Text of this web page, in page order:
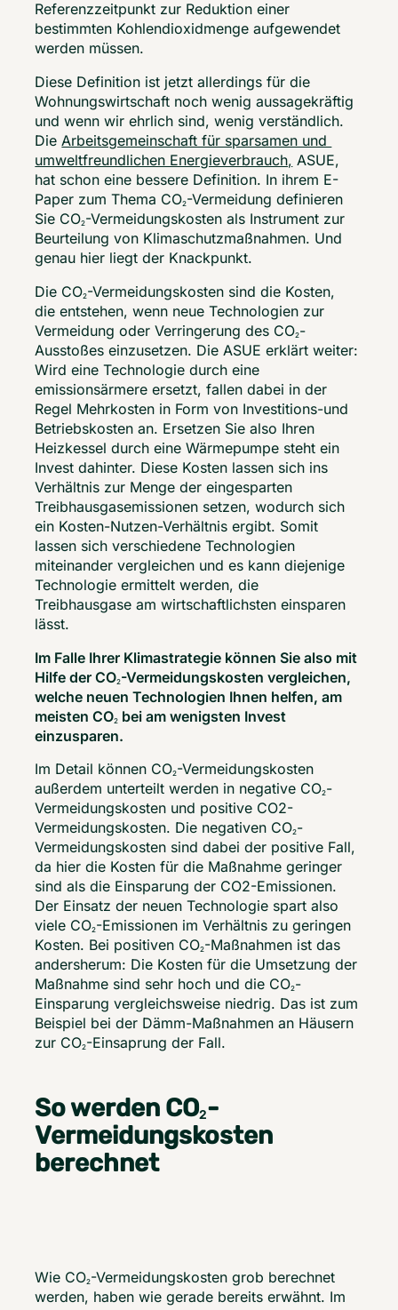
Referenzzeitpunkt zur Reduktion einer
bestimmten Kohlendioxidmenge aufgewendet
werden müssen.
Diese Definition ist jetzt allerdings für die
Wohnungswirtschaft noch wenig aussagekräftig
und wenn wir ehrlich sind, wenig verständlich.
Die Arbeitsgemeinschaft für sparsamen und
umweltfreundlichen Energieverbrauch, ASUE,
hat schon eine bessere Definition. In ihrem E-
Paper zum Thema CO2-Vermeidung definieren
Sie CO2-Vermeidungskosten als Instrument zur
Beurteilung von Klimaschutzmaßnahmen. Und
genau hier liegt der Knackpunkt.
Die CO2-Vermeidungskosten sind die Kosten,
die entstehen, wenn neue Technologien zur
Vermeidung oder Verringerung des CO2-
Ausstoßes einzusetzen. Die ASUE erklärt weiter:
Wird eine Technologie durch eine
emissionsärmere ersetzt, fallen dabei in der
Regel Mehrkosten in Form von Investitions-und
Betriebskosten an. Ersetzen Sie also Ihren
Heizkessel durch eine Wärmepumpe steht ein
Invest dahinter. Diese Kosten lassen sich ins
Verhältnis zur Menge der eingesparten
Treibhausgasemissionen setzen, wodurch sich
ein Kosten-Nutzen-Verhältnis ergibt. Somit
lassen sich verschiedene Technologien
miteinander vergleichen und es kann diejenige
Technologie ermittelt werden, die
Treibhausgase am wirtschaftlichsten einsparen
lässt.
Im Falle Ihrer Klimastrategie können Sie also mit
Hilfe der CO2-Vermeidungskosten vergleichen,
welche neuen Technologien Ihnen helfen, am
meisten CO2 bei am wenigsten Invest
einzusparen.
Im Detail können CO2-Vermeidungskosten
außerdem unterteilt werden in negative CO2-
Vermeidungskosten und positive CO2-
Vermeidungskosten. Die negativen CO2-
Vermeidungskosten sind dabei der positive Fall,
da hier die Kosten für die Maßnahme geringer
sind als die Einsparung der CO2-Emissionen.
Der Einsatz der neuen Technologie spart also
viele CO2-Emissionen im Verhältnis zu geringen
Kosten. Bei positiven CO2-Maßnahmen ist das
andersherum: Die Kosten für die Umsetzung der
Maßnahme sind sehr hoch und die CO2-
Einsparung vergleichsweise niedrig. Das ist zum
Beispiel bei der Dämm-Maßnahmen an Häusern
zur CO2-Einsaprung der Fall.
So werden CO2-
Vermeidungskosten
berechnet
Wie CO2-Vermeidungskosten grob berechnet
werden, haben wie gerade bereits erwähnt. Im